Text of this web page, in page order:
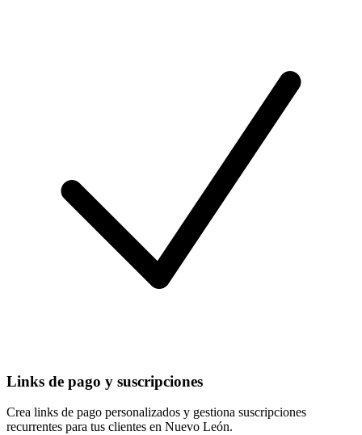
Links de pago y suscripciones
Crea links de pago personalizados y gestiona suscripciones
recurrentes para tus clientes en Nuevo León.